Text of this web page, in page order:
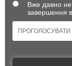
Вже давно
завершення